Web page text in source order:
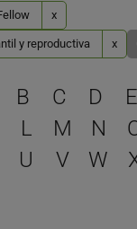
x
y reproductiva x
B C D E
L M N
U V W